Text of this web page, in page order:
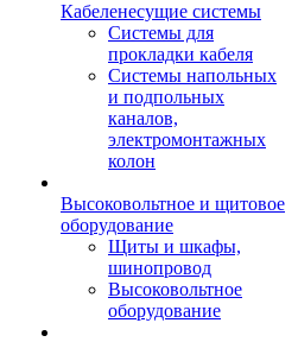
Кабеленесущие системы
Системы для
прокладки кабеля
Системы напольных
и подпольных
каналов,
электромонтажных
колон
Высоковольтное и щитовое
оборудование
Щиты и шкафы,
шинопровод
Высоковольтное
оборудование